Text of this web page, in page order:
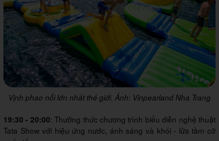
Vịnh phao nổi lớn nhất thế giới. Ảnh: Vinpearland Nha Trang
19:30 - 20:00: Thưởng thức chương trình biểu diễn nghệ thuật
Tata Show với hiệu ứng nước, ánh sáng và khói - lửa tầm cỡ